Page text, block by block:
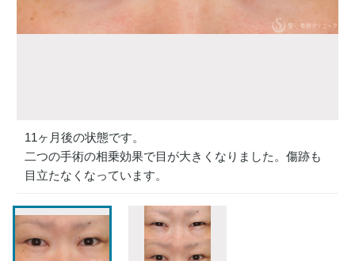
11ヶ月後の状態です。
二つの手術の相乗効果で目が大きくなりました。傷跡も
目立たなくなっています。